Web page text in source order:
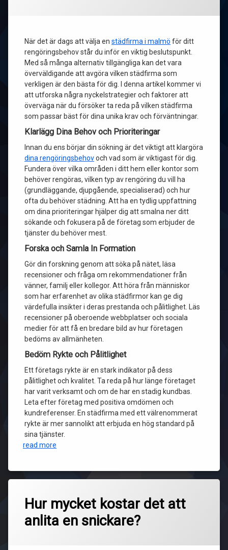
När det är dags att välja en städfirma i malmö för ditt
rengöringsbehov står du inför en viktig beslutspunkt.
Med så många alternativ tillgängliga kan det vara
överväldigande att avgöra vilken städfirma som
verkligen är den bästa för dig. I denna artikel kommer vi
att utforska några nyckelstrategier och faktorer att
överväga när du försöker ta reda på vilken städfirma
som passar bäst för dina unika krav och förväntningar.
Klarlägg Dina Behov och Prioriteringar
Innan du ens börjar din sökning är det viktigt att klargöra
dina rengöringsbehovoch vad som är viktigast för dig.
Fundera över vilka områden i ditt hem eller kontor som
behöver rengöras, vilken typ av rengöring du vill ha
(grundläggande, djupgående, specialiserad) och hur
ofta du behöver städning. Att ha en tydlig uppfattning
om dina prioriteringar hjälper dig att smalna ner ditt
sökande och fokusera på de företag som erbjuder de
tjänster du behöver mest.
Forska och Samla In Formation
Gör din forskning genom att söka på nätet, läsa
recensioner och fråga om rekommendationer från
vänner, familj eller kollegor. Att höra från människor
som har erfarenhet av olika städfirmor kan ge dig
värdefulla insikter i deras prestanda och pålitlighet. Läs
recensioner på oberoende webbplatser och sociala
medier för att få en bredare bild av hur företagen
bedöms av allmänheten.
Bedöm Rykte och Pålitlighet
Ett företags rykte är en stark indikator på dess
pålitlighet och kvalitet. Ta reda på hur länge företaget
har varit verksamt och om de har en stadig kundbas.
Leta efter företag med positiva omdömen och
kundreferenser. En städfirma med ett välrenommerat
rykte är mer sannolikt att erbjuda en hög standard på
sina tjänster.
read more
Hur mycket kostar det att
anlita en snickare?